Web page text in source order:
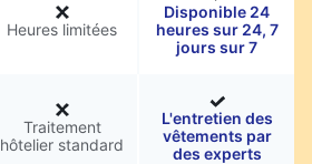
Heures limitées
Disponible 24
heures sur 24, 7
jours sur 7
Traitement
hôtelier standard
L'entretien des
vêtements par
des experts